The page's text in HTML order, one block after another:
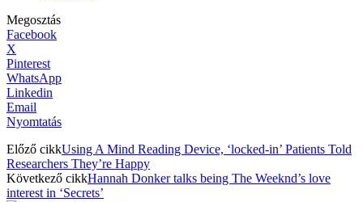
Megosztás
Facebook
X
Pinterest
WhatsApp
Linkedin
Email
Nyomtatás
Előző cikkUsing A Mind Reading Device, ‘locked-in’ Patients Told
Researchers They’re Happy
Következő cikkHannah Donker talks being The Weeknd’s love
interest in ‘Secrets’